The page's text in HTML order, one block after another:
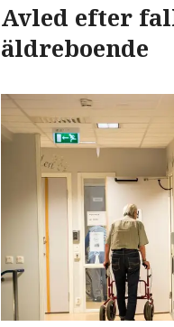
Avled efter
äldreboende